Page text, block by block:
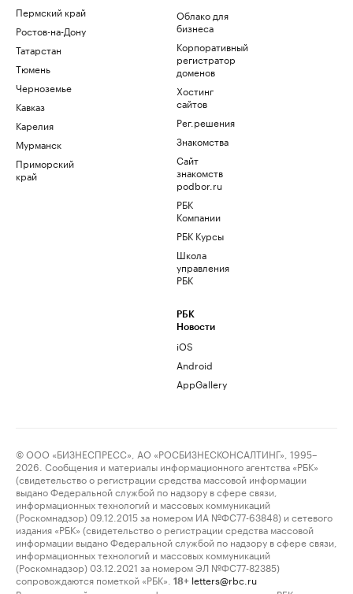
Пермский край
Ростов-на-Дону
Татарстан
Тюмень
Черноземье
Кавказ
Карелия
Мурманск
Приморский
край
Облако для
бизнеса
Корпоративный
регистратор
доменов
Хостинг
сайтов
Рег.решения
Знакомства
Сайт
знакомств
podbor.ru
РБК
Компании
РБК Курсы
Школа
управления
РБК
РБК
Новости
iOS
Android
AppGallery
© ООО «БИЗНЕСПРЕСС», АО «РОСБИЗНЕСКОНСАЛТИНГ», 1995–
2026. Сообщения и материалы информационного агентства «РБК»
(свидетельство о регистрации средства массовой информации
выдано Федеральной службой по надзору в сфере связи,
информационных технологий и массовых коммуникаций
(Роскомнадзор) 09.12.2015 за номером ИА №ФС77-63848) и сетевого
издания «РБК» (свидетельство о регистрации средства массовой
информации выдано Федеральной службой по надзору в сфере связи,
информационных технологий и массовых коммуникаций
(Роскомнадзор) 03.12.2021 за номером ЭЛ №ФС77-82385)
сопровождаются пометкой «РБК».
18+ letters@rbc.ru